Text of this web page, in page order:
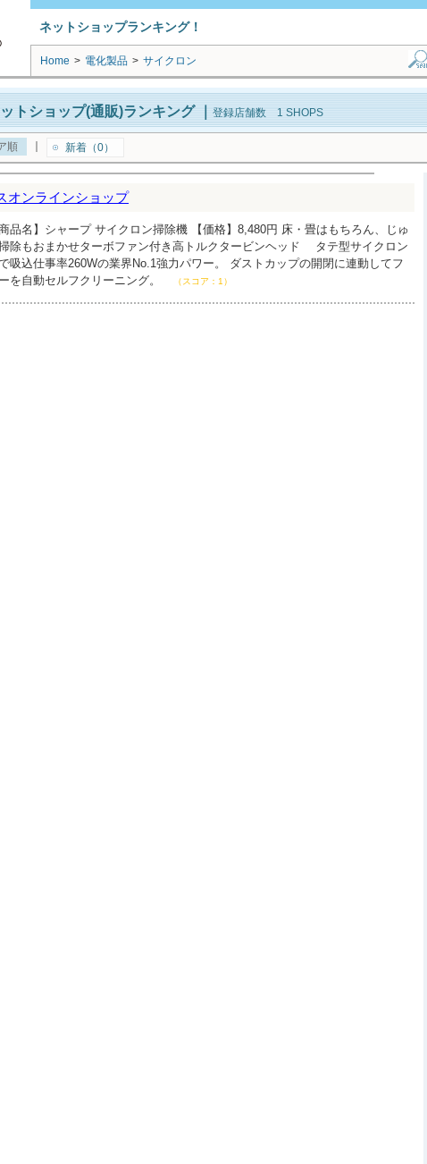
ネットショップランキング！
Home > 電化製品 > サイクロン
トショップ(通販)ランキング｜ 登録店舗数 1 SHOPS
順 新着（0）
オンラインショップ
商品名】シャープ サイクロン掃除機 【価格】8,480円 床・畳はもちろん、じゅ
除もおまかせターボファン付き高トルクタービンヘッド タテ型サイクロン
吸込仕事率260Wの業界No.1強力パワー。 ダストカップの開閉に連動してフ
を自動セルフクリーニング。
（スコア：1）